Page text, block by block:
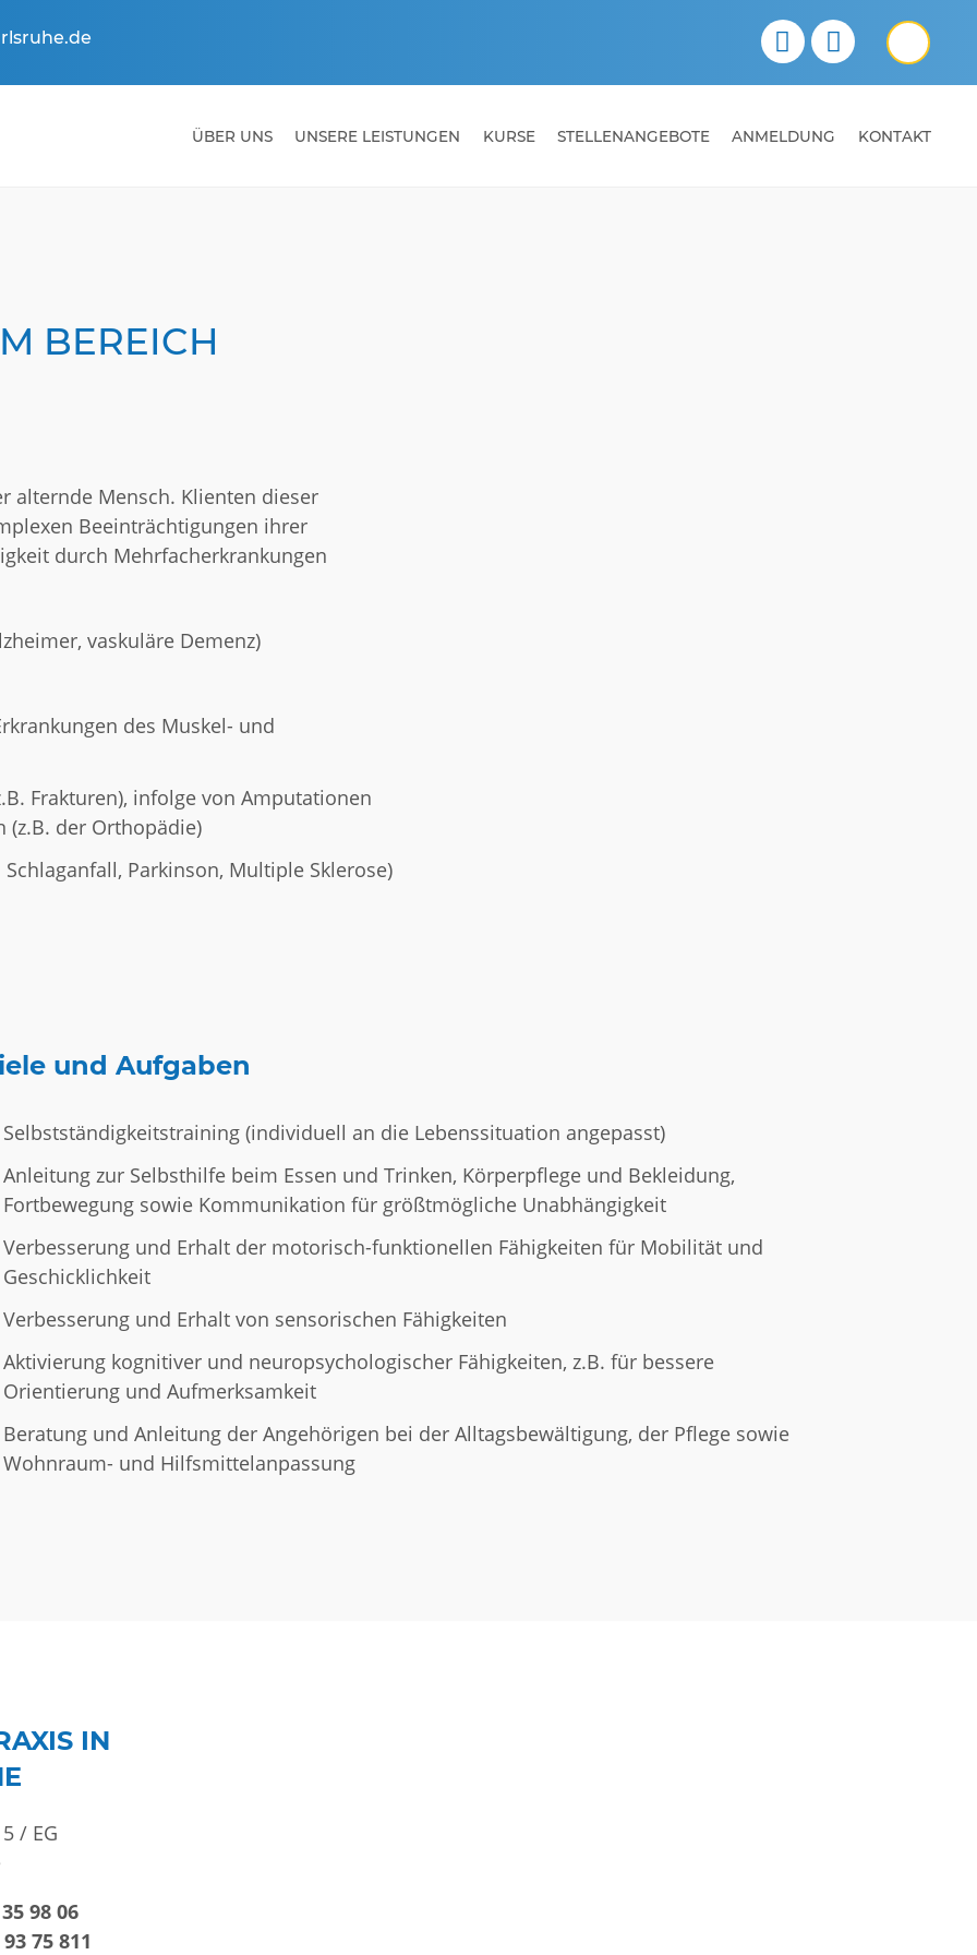
ÜBER UNS UNSERE LEISTUNGEN KURSE STELLENANGEBOTE ANMELDUNG KONTAKT
BEREICH
alternde Mensch. Klienten dieser
Beeinträchtigungen ihrer
durch Mehrfacherkrankungen
vaskuläre Demenz)
des Muskel- und
Frakturen), infolge von Amputationen
der Orthopädie)
Parkinson, Multiple Sklerose)
und Aufgaben
Selbstständigkeitstraining (individuell an die Lebenssituation angepasst)
Anleitung zur Selbsthilfe beim Essen und Trinken, Körperpflege und Bekleidung,
Fortbewegung sowie Kommunikation für größtmögliche Unabhängigkeit
Verbesserung und Erhalt der motorisch-funktionellen Fähigkeiten für Mobilität und
Geschicklichkeit
Verbesserung und Erhalt von sensorischen Fähigkeiten
Aktivierung kognitiver und neuropsychologischer Fähigkeiten, z.B. für bessere
Orientierung und Aufmerksamkeit
Beratung und Anleitung der Angehörigen bei der Alltagsbewältigung, der Pflege sowie
Wohnraum- und Hilfsmittelanpassung
IN
/ EG
98 06
75 811